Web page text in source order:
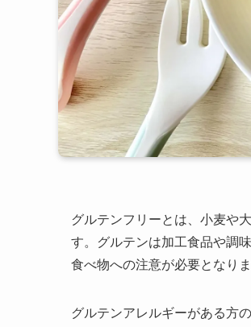
グルテンフリーとは、小麦や
す。グルテンは加工食品や調
食べ物への注意が必要となりま
グルテンアレルギーがある方の